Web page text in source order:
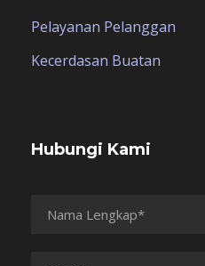
Pelayanan Pelanggan
Kecerdasan Buatan
Hubungi Kami